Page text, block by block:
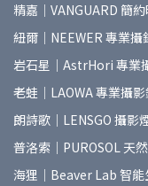
精嘉｜VANGUARD 簡
紐爾｜NEEWER 專業攝
岩石星｜AstrHori 專業
老蛙｜LAOWA 專業攝
朗詩歌｜LENSGO 攝影
普洛索｜PUROSOL 天
海狸｜Beaver Lab 智能